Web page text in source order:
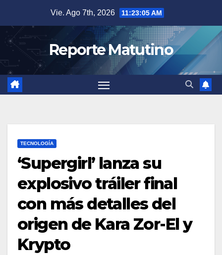
contenido
Vie. Ago 7th, 2026 11:23:06 AM
Reporte Matutino
TECNOLOGÍA
‘Supergirl’ lanza su
explosivo tráiler final
con más detalles del
origen de Kara Zor-El y
Krypto